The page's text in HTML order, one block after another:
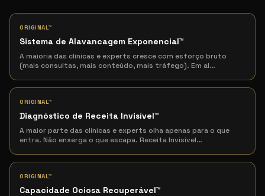
ORIGINAL™
Sistema de Alavancagem Exponencial™
A maioria das clínicas e experts cresce com esforço bruto
(mais consultas, mais conteúdo, mais tráfego). Em al…
ORIGINAL™
Diagnóstico de Receita Invisível™
A maior parte das clínicas e experts olha apenas para o que
entra. Não enxerga o que escapa. Receita Invisível…
ORIGINAL™
Capacidade Ociosa Recuperável™